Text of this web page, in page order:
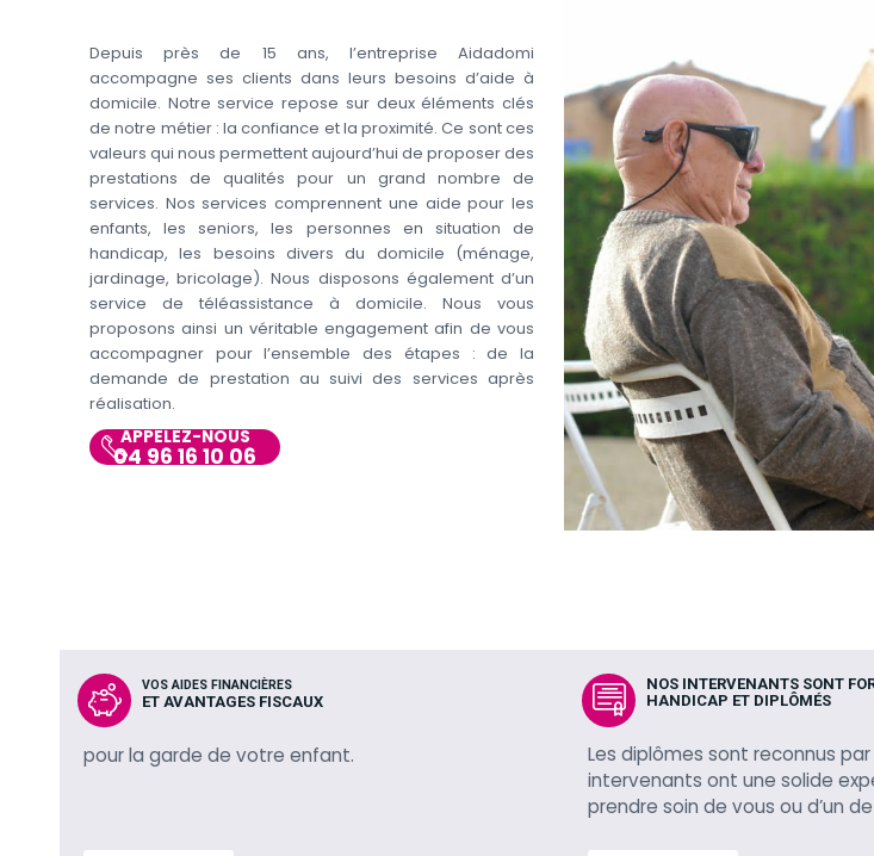
Depuis près de 15 ans, l’entreprise Aidadomi
accompagne ses clients dans leurs besoins d’aide à
domicile. Notre service repose sur deux éléments clés
de notre métier : la confiance et la proximité. Ce sont ces
valeurs qui nous permettent aujourd’hui de proposer des
prestations de qualités pour un grand nombre de
services. Nos services comprennent une aide pour les
enfants, les seniors, les personnes en situation de
handicap, les besoins divers du domicile (ménage,
jardinage, bricolage). Nous disposons également d’un
service de téléassistance à domicile. Nous vous
proposons ainsi un véritable engagement afin de vous
accompagner pour l’ensemble des étapes : de la
demande de prestation au suivi des services après
réalisation.
APPELEZ-NOUS
04 96 16 10 06
VOS AIDES FINANCIÈRES
ET AVANTAGES FISCAUX
pour la garde de votre enfant.
NOS INTERVENANTS SONT
HANDICAP ET DIPLÔMÉS
Les diplômes sont reconnus par
intervenants ont une solide
prendre soin de vous ou d’un